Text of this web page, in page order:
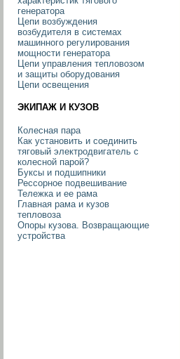
генератора
Цепи возбуждения
возбудителя в системах
машинного регулирования
мощности генератора
Цепи управления тепловозом
и защиты оборудования
Цепи освещения
ЭКИПАЖ И КУЗОВ
Колесная пара
Как установить и соединить
тяговый электродвигатель с
колесной парой?
Буксы и подшипники
Рессорное подвешивание
Тележка и ее рама
Главная рама и кузов
тепловоза
Опоры кузова. Возвращающие
устройства